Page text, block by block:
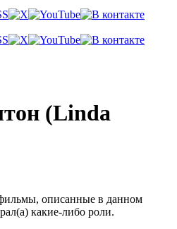
(Linda
описанные в данном
какие-либо роли.